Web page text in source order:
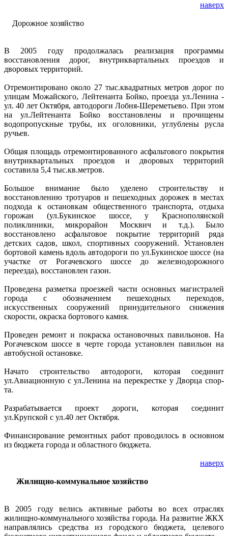
наверх
Дорожное хозяйство
В 2005 году продолжалась реализация программы
восстановления дорог, внутриквартальных проездов и
дворовых территорий.
Отремонтировано около 27 тыс.квадратных метров дорог по
улицам Можайского, Лейтенанта Бойко, проезда ул.Ленина -
ул. 40 лет Октября, автодороги Лобня-Шереметьево. При этом
на ул.Лейтенанта Бойко восстановлены и прочищены
водопропускные трубы, их оголовники, углублены русла
ручьев.
Общая площадь отремонтированного асфальтового покрытия
внутриквартальных проездов и дворовых территорий
составила 5,4 тыс.кв.метров.
Большое внимание было уделено строительству и
восстановлению тротуаров и пешеходных дорожек в местах
подхода к остановкам общественного транспорта, отдыха
горожан (ул.Букинское шоссе, у Краснополянской
поликлиники, микрорайон Москвич и т.д.). Было
восстановлено асфальтовое покрытие территорий ряда
детских садов, школ, спортивных сооружений. Установлен
бортовой камень вдоль автодороги по ул.Букинское шоссе (на
участке от Рогачевского шоссе до железнодорожного
переезда), восстановлен газон.
Проведена разметка проезжей части основных магистралей
города с обозначением пешеходных переходов,
искусственных сооружений принудительного снижения
скорости, окраска бортового камня.
Проведен ремонт и покраска остановочных павильонов. На
Рогачевском шоссе в черте города установлен павильон на
автобусной остановке.
Начато строительство автодороги, которая соединит
ул.Авиационную с ул.Ленина на перекрестке у Дворца спор-
та.
Разрабатывается проект дороги, которая соединит
ул.Крупской с ул.40 лет Октября.
Финансирование ремонтных работ проводилось в основном
из бюджета города и областного бюджета.
наверх
Жилищно-коммунальное хозяйство
В 2005 году велись активные работы во всех отраслях
жилищно-коммунального хозяйства города. На развитие ЖКХ
направлялись средства из городского бюджета, целевого